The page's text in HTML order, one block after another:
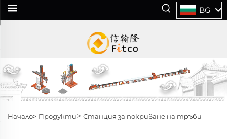
BG
Начало> Продукти> Станция за покриване на тръби